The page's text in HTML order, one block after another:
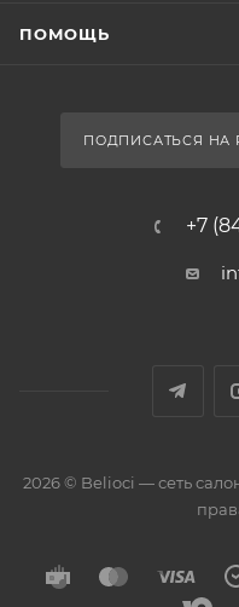
ПОМОЩЬ
ПОДПИСАТЬСЯ НА
+7
2026 © Belioci — сеть